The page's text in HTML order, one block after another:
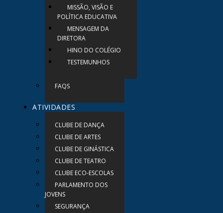
MISSÃO, VISÃO E
POLÍTICA EDUCATIVA
MENSAGEM DA
DIRETORA
HINO DO COLÉGIO
TESTEMUNHOS
FAQS
ATIVIDADES
CLUBE DE DANÇA
CLUBE DE ARTES
CLUBE DE GINÁSTICA
CLUBE DE TEATRO
CLUBE ECO-ESCOLAS
PARLAMENTO DOS
JOVENS
SEGURANÇA